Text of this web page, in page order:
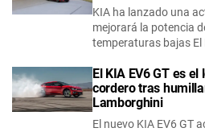
KIA ha lanzado una
mejorará la potencia
temperaturas bajas El
El KIA EV6 GT es
cordero tras
Lamborghini
El nuevo KIA EV6 GT